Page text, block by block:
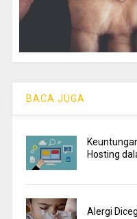
BACA JUGA
Hosting
Alergi